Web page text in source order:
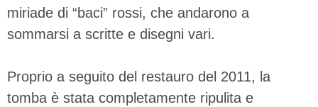
miriade di “baci” rossi, che andarono a
sommarsi a scritte e disegni vari.
Proprio a seguito del restauro del 2011, la
tomba è stata completamente ripulita e